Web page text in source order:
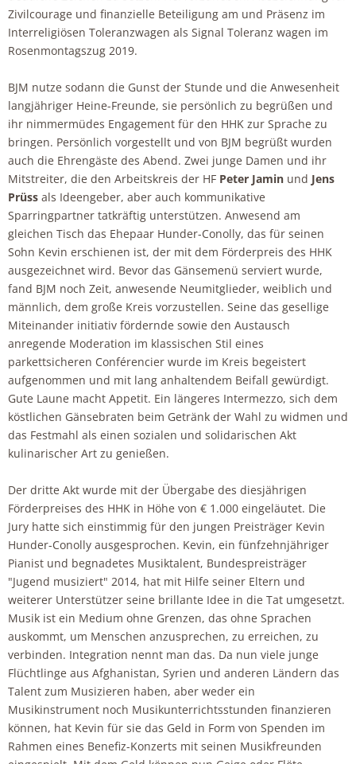
Zivilcourage und finanzielle Beteiligung am und Präsenz im
Interreligiösen Toleranzwagen als Signal Toleranz wagen im
Rosenmontagszug 2019.
BJM nutze sodann die Gunst der Stunde und die Anwesenheit
langjähriger Heine-Freunde, sie persönlich zu begrüßen und
ihr nimmermüdes Engagement für den HHK zur Sprache zu
bringen. Persönlich vorgestellt und von BJM begrüßt wurden
auch die Ehrengäste des Abend. Zwei junge Damen und ihr
Mitstreiter, die den Arbeitskreis der HF Peter Jamin und Jens
Prüss als Ideengeber, aber auch kommunikative
Sparringpartner tatkräftig unterstützen. Anwesend am
gleichen Tisch das Ehepaar Hunder-Conolly, das für seinen
Sohn Kevin erschienen ist, der mit dem Förderpreis des HHK
ausgezeichnet wird. Bevor das Gänsemenü serviert wurde,
fand BJM noch Zeit, anwesende Neumitglieder, weiblich und
männlich, dem große Kreis vorzustellen. Seine das gesellige
Miteinander initiativ fördernde sowie den Austausch
anregende Moderation im klassischen Stil eines
parkettsicheren Conférencier wurde im Kreis begeistert
aufgenommen und mit lang anhaltendem Beifall gewürdigt.
Gute Laune macht Appetit. Ein längeres Intermezzo, sich dem
köstlichen Gänsebraten beim Getränk der Wahl zu widmen und
das Festmahl als einen sozialen und solidarischen Akt
kulinarischer Art zu genießen.
Der dritte Akt wurde mit der Übergabe des diesjährigen
Förderpreises des HHK in Höhe von € 1.000 eingeläutet. Die
Jury hatte sich einstimmig für den jungen Preisträger Kevin
Hunder-Conolly ausgesprochen. Kevin, ein fünfzehnjähriger
Pianist und begnadetes Musiktalent, Bundespreisträger
"Jugend musiziert" 2014, hat mit Hilfe seiner Eltern und
weiterer Unterstützer seine brillante Idee in die Tat umgesetzt.
Musik ist ein Medium ohne Grenzen, das ohne Sprachen
auskommt, um Menschen anzusprechen, zu erreichen, zu
verbinden. Integration nennt man das. Da nun viele junge
Flüchtlinge aus Afghanistan, Syrien und anderen Ländern das
Talent zum Musizieren haben, aber weder ein
Musikinstrument noch Musikunterrichtsstunden finanzieren
können, hat Kevin für sie das Geld in Form von Spenden im
Rahmen eines Benefiz-Konzerts mit seinen Musikfreunden